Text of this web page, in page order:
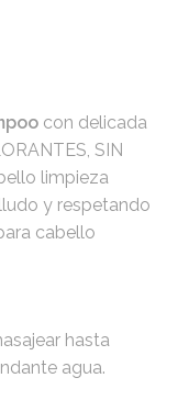
con delicada
SIN
limpieza
y respetando
cabello
hasta
agua.